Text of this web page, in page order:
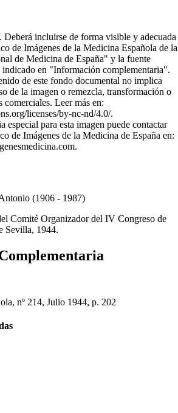
. Deberá incluirse de forma visible y adecuada
de Imágenes de la Medicina Española de la
de Medicina de España" y la fuente
en "Información complementaria".
de este fondo documental no implica
de la imagen o remezcla, transformación o
Leer más en:
licenses/by-nc-nd/4.0/.
especial para esta imagen puede contactar
de Imágenes de la Medicina de España en:
(1906 - 1987)
Comité Organizador del IV Congreso de
Sevilla, 1944.
nº 214, Julio 1944, p. 202